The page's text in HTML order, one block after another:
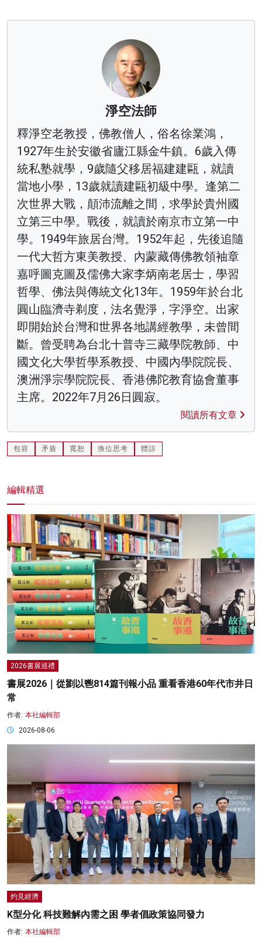
淨空法師
釋淨空老教授，佛教僧人，俗名徐業鴻，
1927年生於安徽省廬江縣金牛鎮。6歲入傳
統私塾就學，9歲隨父移居福建建甌，就讀
當地小學，13歲就讀建甌初級中學。逢第二
次世界大戰，顛沛流離之間，求學於貴州國
立第三中學。戰後，就讀於南京市立第一中
學。1949年旅居台灣。1952年起，先後追隨
一代大哲方東美教授、內蒙藏傳佛教領袖章
嘉呼圖克圖及儒佛大家李炳南老居士，學習
哲學、佛法與傳統文化13年。1959年於台北
圓山臨濟寺剃度，法名覺淨，字淨空。出家
即開始於台灣和世界各地講經教學，未曾間
斷。曾受聘為台北十普寺三藏學院教師、中
國文化大學哲學系教授、中國內學院院長、
澳洲淨宗學院院長、香港佛陀教育協會董事
主席。2022年7月26日圓寂。
閱讀所有文章
包容 矛盾 寬恕 換位思考 體諒
編輯精選
2026書展巡禮
書展2026｜從劉以鬯814篇刊報小品 重看香港60年代市井日
常
作者: 本社編輯部
2026-08-06
灼見經濟
K型分化 科技難解內需之困 學者倡政策協同發力
作者: 本社編輯部